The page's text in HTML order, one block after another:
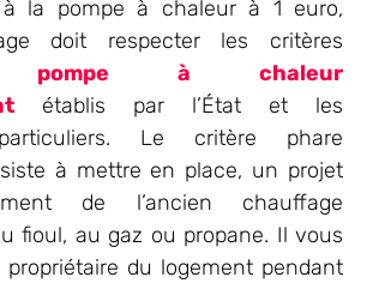
à la pompe à chaleur à 1 euro,
doit respecter les critères
pompe à chaleur
établis par l’État et les
Le critère phare
à mettre en place, un projet
de l’ancien chauffage
fioul, au gaz ou propane. Il vous
du logement pendant